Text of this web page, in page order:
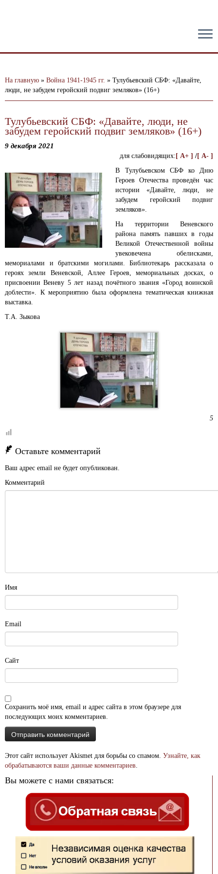
На главную » Война 1941-1945 гг. » Тулубьевский СБФ: «Давайте,
люди, не забудем геройский подвиг земляков» (16+)
Тулубьевский СБФ: «Давайте, люди, не
забудем геройский подвиг земляков» (16+)
9 декабря 2021
для слабовидящих: [ A+ ] /[ A- ]
В Тулубьевском СБФ ко Дню
Героев Отечества проведён час
истории «Давайте, люди, не
забудем геройский подвиг
земляков».
На территории Веневского
района память павших в годы
Великой Отечественной войны
увековечена обелисками,
мемориалами и братскими могилами. Библиотекарь рассказала о
героях земли Веневской, Аллее Героев, мемориальных досках, о
присвоении Веневу 5 лет назад почётного звания «Город воинской
доблести». К мероприятию была оформлена тематическая книжная
выставка.
Т.А. Зыкова
5
Оставьте комментарий
Ваш адрес email не будет опубликован.
Комментарий
Имя
Email
Сайт
Сохранить моё имя, email и адрес сайта в этом браузере для
последующих моих комментариев.
Этот сайт использует Akismet для борьбы со спамом. Узнайте, как
обрабатываются ваши данные комментариев.
Вы можете с нами связаться: